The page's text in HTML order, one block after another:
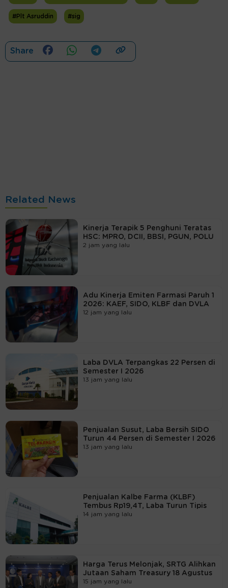
#Plt Asruddin #sig
Share
Related News
Kinerja Terapik 5 Penghuni Teratas
HSC: MPRO, DCII, BBSI, PGUN, POLU
2 jam yang lalu
Adu Kinerja Emiten Farmasi Paruh 1
2026: KAEF, SIDO, KLBF dan DVLA
12 jam yang lalu
Laba DVLA Terpangkas 22 Persen di
Semester I 2026
13 jam yang lalu
Penjualan Susut, Laba Bersih SIDO
Turun 44 Persen di Semester I 2026
13 jam yang lalu
Penjualan Kalbe Farma (KLBF)
Tembus Rp19,4T, Laba Turun Tipis
14 jam yang lalu
Harga Terus Melonjak, SRTG Alihkan
Jutaan Saham Treasury 18 Agustus
15 jam yang lalu